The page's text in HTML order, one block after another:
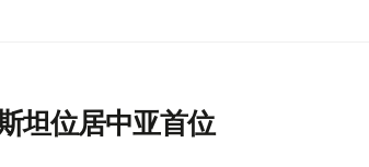
坦位居中亚首位